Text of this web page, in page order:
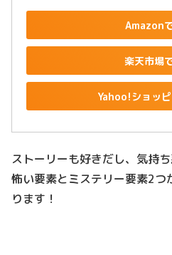
Amazon
楽天市場
Yahoo!ショッ
ストーリーも好きだし、気持
怖い要素とミステリー要素2つ
ります！